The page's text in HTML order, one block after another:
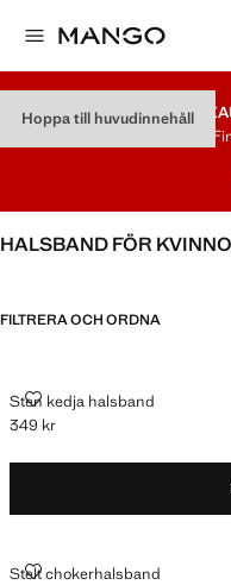
Hoppa till huvudinnehåll REA
HALSBAND FÖR
FILTRERA OCH ORDNA
Sten kedja halsband
STEN KEDJA HALSBAND
Gällande pris [349 kr ]
349 kr
Stelt chokerhalsband
STELT CHOKERHALSBAND